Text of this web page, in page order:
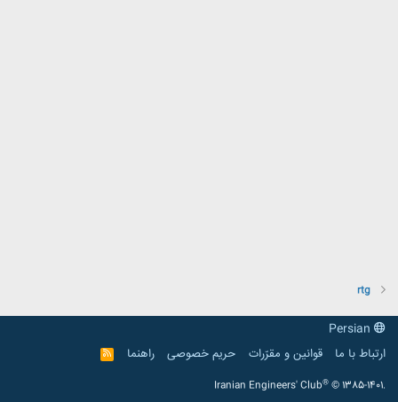
rtg
ارتباط با ما
قوانین و مقرّرات حریم خصوصی راهنما
R
S
Iranian Engineers' Club® © 1385-1401.